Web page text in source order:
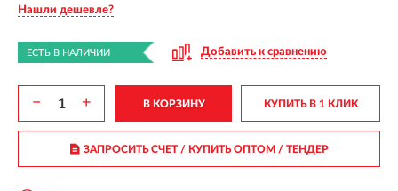
Нашли дешевле?
ЕСТЬ В НАЛИЧИИ Добавить к сравнению
− + В КОРЗИНУ КУПИТЬ В 1 КЛИК
ЗАПРОСИТЬ СЧЕТ / КУПИТЬ ОПТОМ/ ТЕНДЕР